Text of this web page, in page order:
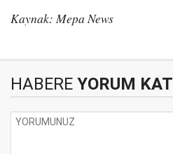
Kaynak: Mepa News
HABERE YORUM KAT